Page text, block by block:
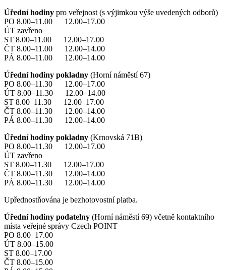
Úřední hodiny pro veřejnost (s výjimkou výše uvedených odborů)
PO 8.00–11.00 12.00–17.00
ÚT zavřeno
ST 8.00–11.00 12.00–17.00
ČT 8.00–11.00 12.00–14.00
PÁ 8.00–11.00 12.00–14.00
Úřední hodiny pokladny (Horní náměstí 67)
PO 8.00–11.30 12.00–17.00
ÚT 8.00–11.30 12.00–14.00
ST 8.00–11.30 12.00–17.00
ČT 8.00–11.30 12.00–14.00
PÁ 8.00–11.30 12.00–14.00
Úřední hodiny pokladny (Krnovská 71B)
PO 8.00–11.30 12.00–17.00
ÚT zavřeno
ST 8.00–11.30 12.00–17.00
ČT 8.00–11.30 12.00–14.00
PÁ 8.00–11.30 12.00–14.00
Upřednostňována je bezhotovostní platba.
Úřední hodiny podatelny (Horní náměstí 69) včetně kontaktního
místa veřejné správy Czech POINT
PO 8.00–17.00
ÚT 8.00–15.00
ST 8.00–17.00
ČT 8.00–15.00